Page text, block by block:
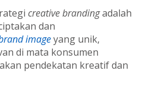
creativebrandingadalah
dan
imageyang unik,
di mata konsumen
pendekatan kreatif dan